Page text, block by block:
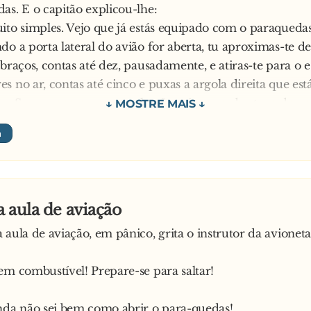
E o capitão explicou-lhe:
simples. Vejo que já estás equipado com o
a porta lateral do avião for aberta, tu aproximas-te
contas até dez, pausadamente, e atiras-te para o
no ar, contas até cinco e puxas a argola direita que
Se, por acaso, essa argola não acionar a abertura do
de emergência, no lado esquerdo. Puxa-a! Depois,
solo, no circulo assinalado, estará uma bicicleta que
quartel.
aguardou, então, pelo momento próprio e, à ordem de
abriu! Rapidamente, puxou a argola do lado
continuou fechado!
livre, diz o pobre do alentejano:
que, agora, também não está lá a bicicleta?!
de aviação
de aviação, em pânico, grita o instrutor da
combustível! Prepare-se para saltar!
não sei bem como abrir o para-quedas!